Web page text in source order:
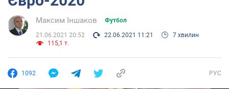
Максим Іншаков Футбол
21.06.2021 20:52 22.06.2021 11:21
7 хвилин
115,1 т.
1092 РУС